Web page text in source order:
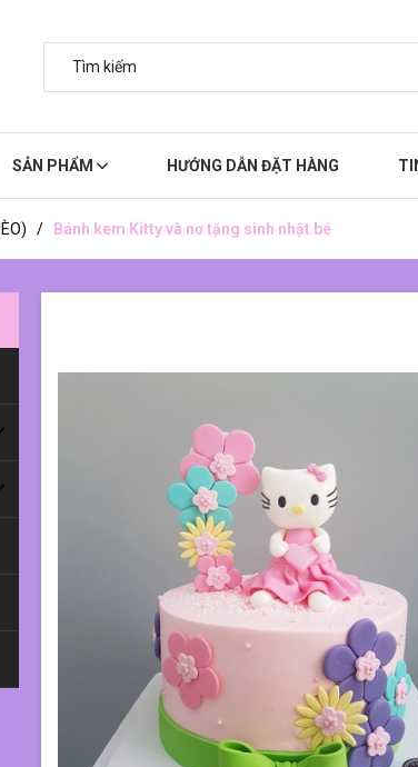
SẢN PHẨM HƯỚNG DẪN ĐẶT HÀNG
/ Bánh kem Kitty và nơ tặng sinh nhật bé